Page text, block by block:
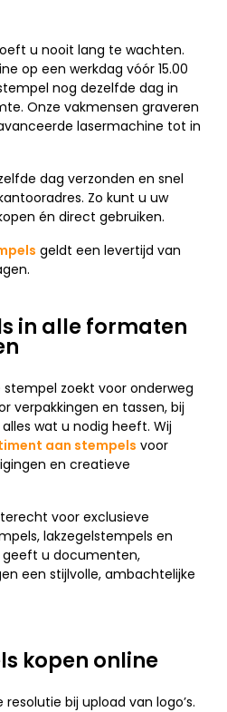
u nooit lang te wachten.
op een werkdag vóór 15.00
nog dezelfde dag in
Onze vakmensen graveren
lasermachine tot in
dag verzonden en snel
Zo kunt u uw
én direct gebruiken.
geldt een levertijd van
in alle formaten
zoekt voor onderweg
verpakkingen en tassen, bij
wat u nodig heeft. Wij
aan stempels voor
en creatieve
voor exclusieve
lakzegelstempels en
geeft u documenten,
een stijlvolle, ambachtelijke
kopen online
bij upload van logo’s.